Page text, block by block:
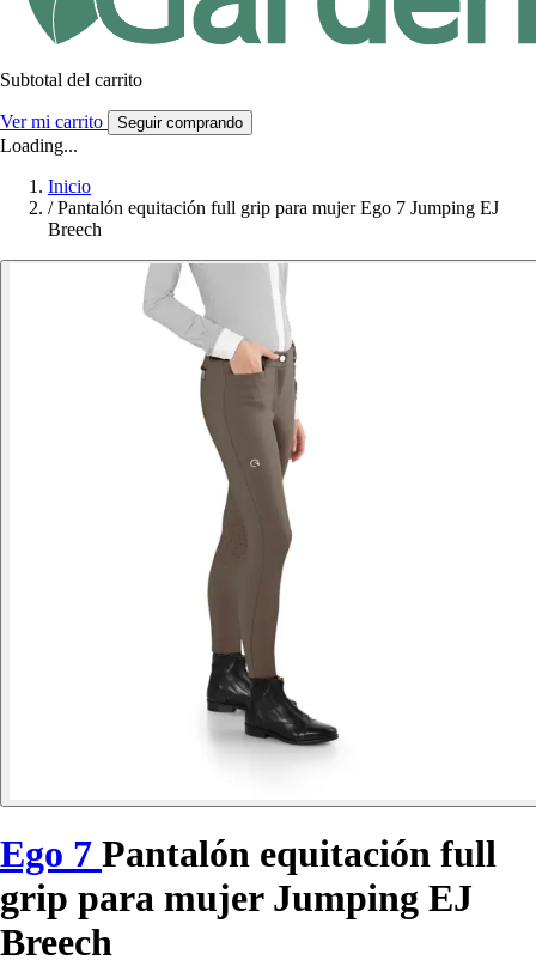
Subtotal del carrito
Ver mi carrito Seguir comprando
Loading...
Inicio
/ Pantalón equitación full grip para mujer Ego 7 Jumping EJ
Breech
Ego 7 Pantalón equitación full
grip para mujer Jumping EJ
Breech